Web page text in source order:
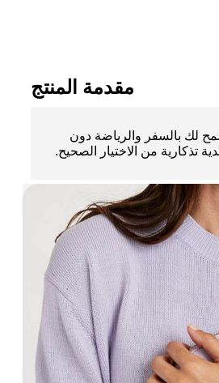
مقدمة المنتج
لك بالسفر والرياضة دون
تذكارية من الاختيار الصحيح.